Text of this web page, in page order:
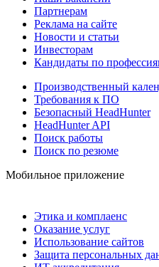
Партнерам
Реклама на сайте
Новости и статьи
Инвесторам
Кандидаты по
Производственный
Требования к ПО
Безопасный HeadHunter
HeadHunter API
Поиск работы
Поиск по резюме
Мобильное приложение
Этика и комплаенс
Оказание услуг
Использование сайтов
Защита персональных